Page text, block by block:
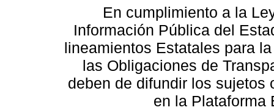
En cumplimiento a la
Información Pública del
lineamientos Estatales para
las Obligaciones de
deben de difundir los sujetos
en la Plataforma